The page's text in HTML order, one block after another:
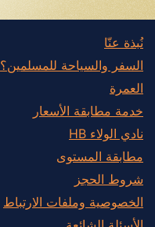
نُبذة عنّا
السفر والسياحة للمسلمين؟
العمرة
خدمة مطابقة الأسعار
نادي الولاء HB
مطابقة المستوى
شروط الحجز
الخصوصية وملفات الارتباط